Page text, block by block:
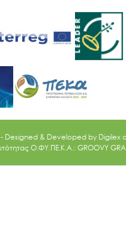
- Designed & Developed by Digilex
Ο.ΦΥ.ΠΕ.Κ.Α.: GROOVY